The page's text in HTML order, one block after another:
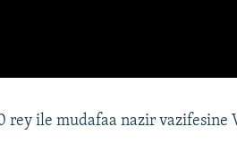
rey ile mudafaa nazir vazifesine